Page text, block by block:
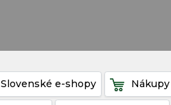
Slovenské e-shopy